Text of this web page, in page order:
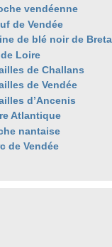
vendéenne
de Vendée
de blé noir de
Loire
de Challans
de Vendée
d’Ancenis
Atlantique
nantaise
de Vendée